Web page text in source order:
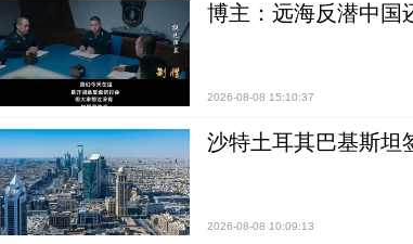
博主：远海反潜中国
2026-08-08 15:10:37
沙特土耳其巴基斯坦
2026-08-08 10:09:13